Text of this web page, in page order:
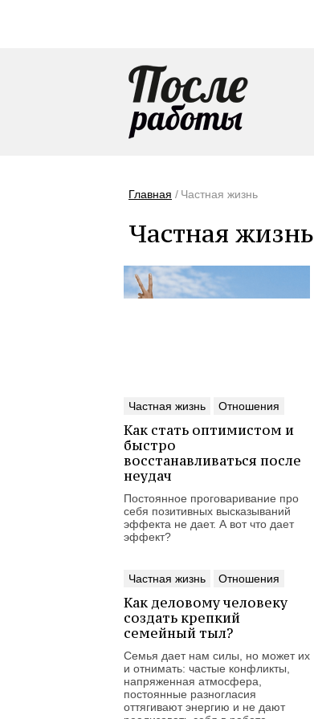
Главная Частная жизнь
Частная жизнь
Частная жизнь Отношения
Как стать оптимистом и
быстро
восстанавливаться после
неудач
Постоянное проговаривание про
себя позитивных высказываний
эффекта не дает. А вот что дает
эффект?
Частная жизнь Отношения
Как деловому человеку
создать крепкий
семейный тыл?
Семья дает нам силы, но может их
и отнимать: частые конфликты,
напряженная атмосфера,
постоянные разногласия
оттягивают энергию и не дают